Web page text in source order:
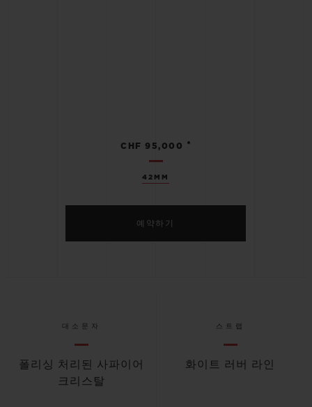
42MM
CHF 95,000 •
예약하기
대소문자
폴리싱 처리된 사파이어
크리스탈
스트랩
화이트 러버 라인